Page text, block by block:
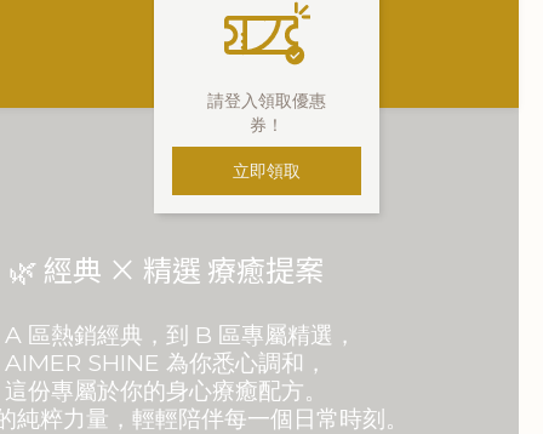
請登入領取優惠
券！
立即領取
🌿 經典 × 精選 療癒提案
區熱銷經典，到 B 區專屬精選，
AIMER SHINE 為你悉心調和，
這份專屬於你的身心療癒配方。
純粹力量，輕輕陪伴每一個日常時刻。